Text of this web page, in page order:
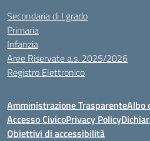
Secondaria di I grado
Primaria
Infanzia
Aree Riservate a.s. 2025/2026
Registro Elettronico
Amministrazione TrasparenteAlbo
Accesso CivicoPrivacy Policy
Obiettivi di accessibilità